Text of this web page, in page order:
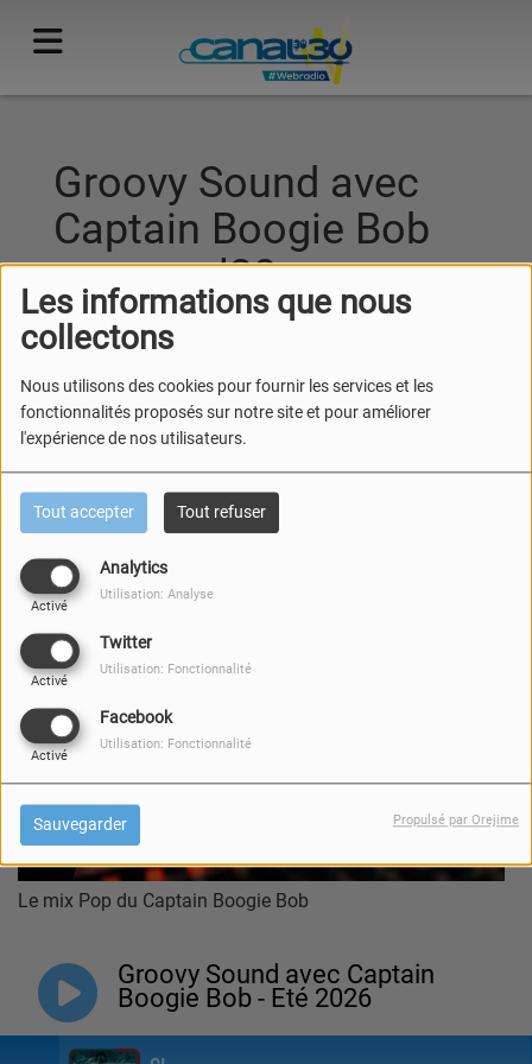
Les informations que nous
collectons
Nous utilisons des cookies pour fournir les services et les
fonctionnalités proposés sur notre site et pour améliorer
l'expérience de nos utilisateurs.
Tout accepter Tout refuser
Analytics
Activé
Utilisation: Analyse
Twitter
Activé
Utilisation: Fonctionnalité
Facebook
Activé
Utilisation: Fonctionnalité
Sauvegarder Propulsé par Orejime
Groovy Sound avec
Captain Boogie Bob
sur canal30
Le mix Pop du Captain Boogie Bob
Groovy Sound avec Captain
Boogie Bob - Eté 2026